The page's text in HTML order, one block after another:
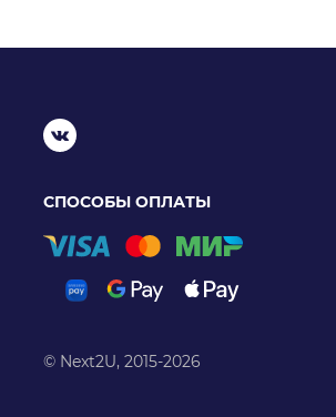
СПОСОБЫ ОПЛАТЫ
© Next2U, 2015-2026